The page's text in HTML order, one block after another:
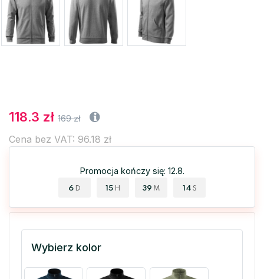
118.3 zł 169 zł
Cena bez VAT: 96.18 zł
Promocja kończy się: 12.8.
6 D 15 H 39 M 14 S
Wybierz kolor